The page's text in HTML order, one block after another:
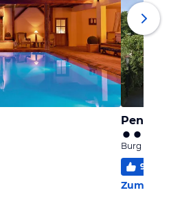
Pension
Burg
99
Zum Hotel